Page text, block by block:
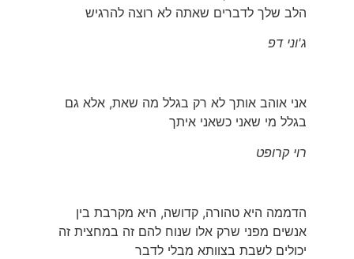
הלב שלך לדברים שאתה לא רוצה להרגיש
ג'וני דפ
אני אוהב אותך לא רק בגלל מה שאת, אלא גם
בגלל מי שאני כשאני איתך
רוי קרופט
הדממה היא טהורה, קדושה, היא מקרבת בין
אנשים מפני שרק אלו שנוח להם זה במחצית זה
יכולים לשבת בצוותא מבלי לדבר